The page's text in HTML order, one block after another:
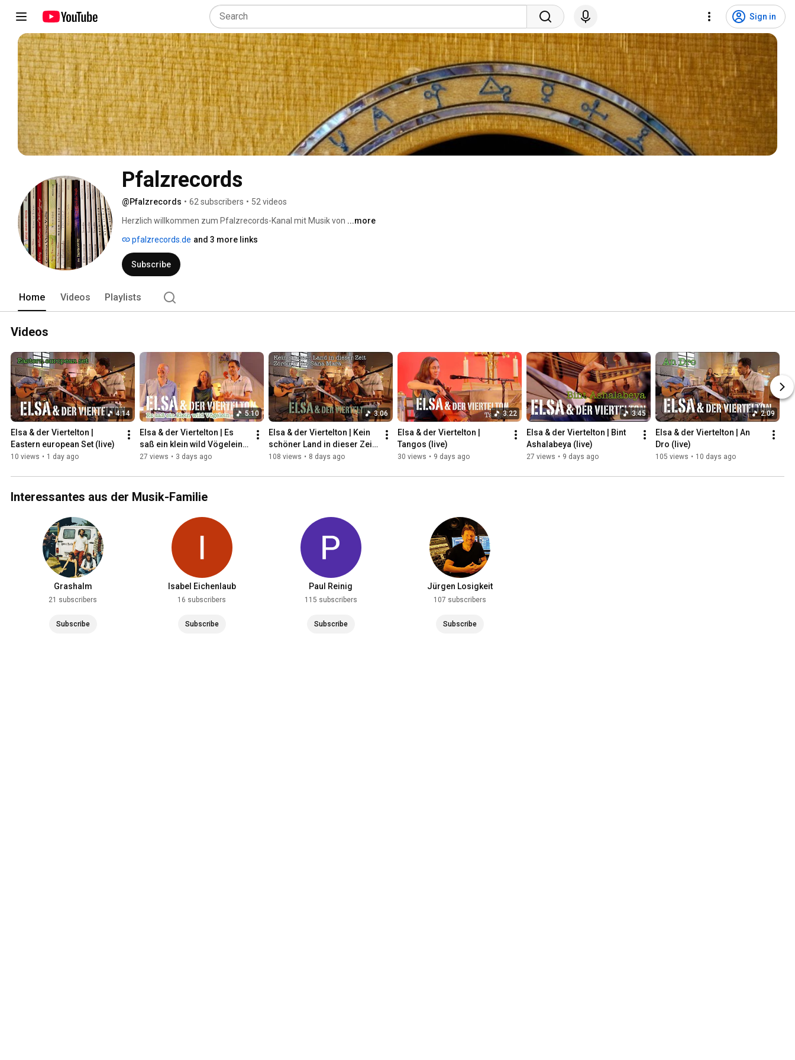
Sign in
Pfalzrecords
@Pfalzrecords • 62 subscribers • 52 videos
Herzlich willkommen zum Pfalzrecords-Kanal mit Musik von ...more
pfalzrecords.de and 3 more links
Subscribe
Home Videos Playlists
Videos
4:14
Elsa & der Viertelton |
Eastern european Set (live)
10 views • 1 day ago
5:10
Elsa & der Viertelton | Es
saß ein klein wild Vögelein &
Ghazali (live)
27 views • 3 days ago
3:06
Elsa & der Viertelton | Kein
schöner Land in dieser Zeit
/ Zorouny Kol Sana Marra
108 views • 8 days ago
3:22
Elsa & der Viertelton |
Tangos (live)
30 views • 9 days ago
3:45
Elsa & der Viertelton | Bint
Ashalabeya (live)
27 views • 9 days ago
2:09
Elsa & der Viertelton | An
Dro (live)
105 views • 10 days ago
Interessantes aus der Musik-Familie
Grashalm
21 subscribers
Subscribe
Isabel Eichenlaub
16 subscribers
Subscribe
Paul Reinig
115 subscribers
Subscribe
Jürgen Losigkeit
107 subscribers
Subscribe